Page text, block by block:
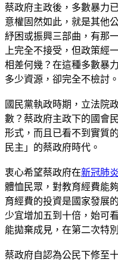
蔡政府主政後，多數暴力
意權固然如此，就是其他
紓困或振興三部曲，有那
上完全不接受，但政策經
相差何幾？在這種多數暴
多少資源，卻完全不檢討。
國民黨執政時期，立法院
數？蔡政府主政下的國會
形式，而且已看不到實質
民主」的蔡政府時代。
衷心希望蔡政府在新冠肺炎
體恤民眾，對教育經費能
育經費的投資是國家發展
少宜增加五到十倍，始可
能拋棄成見，在第二次特
蔡政府自認為公民下修至